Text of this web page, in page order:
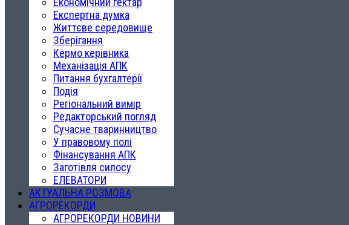
Експертна думка
Життєве середовище
Зберігання
Кермо керівника
Механізація АПК
Питання бухгалтерії
Подія
Регіональний вимір
Редакторський погляд
Сучасне тваринництво
У правовому полі
Фінансування АПК
Заготівля силосу
ЕЛЕВАТОРИ
АКТУАЛЬНА РОЗМОВА
АГРОРЕКОРДИ
АГРОРЕКОРДИ НОВИНИ